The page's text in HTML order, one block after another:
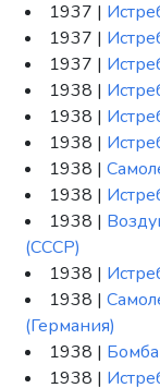
1937 |
1937 |
1937 |
1938 |
1938 |
1938 |
1938 |
1938 |
1938 |
(СССР)
1938 |
1938 |
(Германия)
1938 |
1938 |